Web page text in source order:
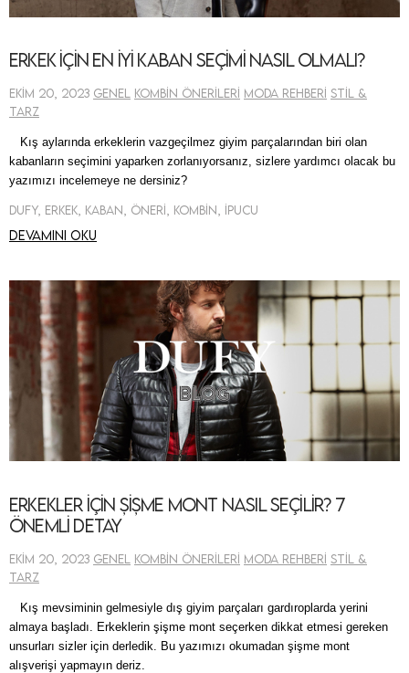
Erkek için En İyi Kaban Seçimi Nasıl Olmalı?
Ekim 20, 2023 Genel Kombin Önerileri Moda Rehberi Stil &
Tarz
Kış aylarında erkeklerin vazgeçilmez giyim parçalarından biri olan
kabanların seçimini yaparken zorlanıyorsanız, sizlere yardımcı olacak bu
yazımızı incelemeye ne dersiniz?
Dufy, Erkek, Kaban, Öneri, Kombin, İpucu
Devamını oku
Erkekler için Şişme Mont Nasıl Seçilir? 7
Önemli Detay
Ekim 20, 2023 Genel Kombin Önerileri Moda Rehberi Stil &
Tarz
Kış mevsiminin gelmesiyle dış giyim parçaları gardıroplarda yerini
almaya başladı. Erkeklerin şişme mont seçerken dikkat etmesi gereken
unsurları sizler için derledik. Bu yazımızı okumadan şişme mont
alışverişi yapmayın deriz.